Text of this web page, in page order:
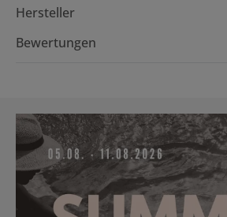
Hersteller
Bewertungen